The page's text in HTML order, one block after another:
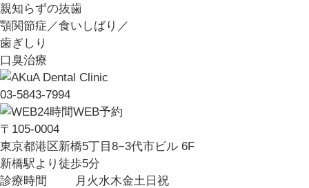
親知らずの抜歯
顎関節症／食いしばり／
歯ぎしり
口臭治療
03-5843-7994
24時間WEB予約
〒105-0004
東京都港区新橋5丁目8−3代市ビル 6F
新橋駅より徒歩5分
診療時間
月 火水木金土 日 祝